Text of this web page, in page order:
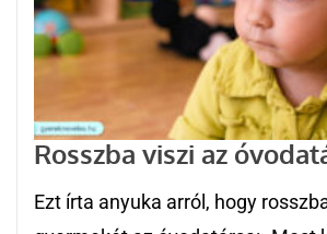
Rosszba viszi az
Ezt írta anyuka arról, hogy